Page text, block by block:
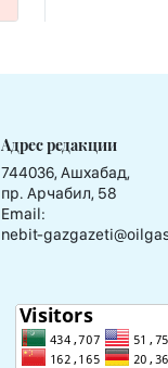
Адрес редакции
744036, Ашхабад,
пр. Арчабил, 58
Email:
nebit-